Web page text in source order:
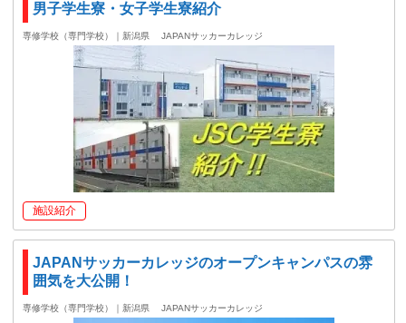
男子学生寮・女子学生寮紹介
専修学校（専門学校）｜新潟県 JAPANサッカーカレッジ
施設紹介
JAPANサッカーカレッジのオープンキャンパスの雰
囲気を大公開！
専修学校（専門学校）｜新潟県 JAPANサッカーカレッジ